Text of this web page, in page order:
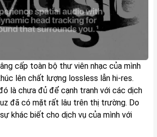
cấp toàn bộ thư viên nhạc của mình
lên chất lượng lossless lẫn hi-res.
là chưa đủ để cạnh tranh với các dịch
đã có mặt rất lâu trên thị trường. Do
khác biết cho dịch vụ của mình với